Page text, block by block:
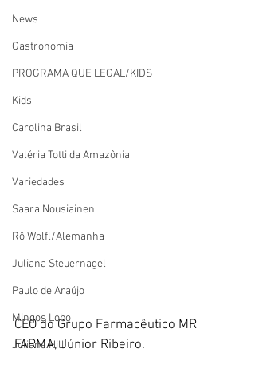
News
Gastronomia
PROGRAMA QUE LEGAL/KIDS
Kids
Carolina Brasil
Valéria Totti da Amazônia
Variedades
Saara Nousiainen
Rô Wolfl/Alemanha
Juliana Steuernagel
Paulo de Araújo
Mingos Lobo
Juliana Hill
CEO do Grupo Farmacêutico MR
FARMA, Júnior Ribeiro.